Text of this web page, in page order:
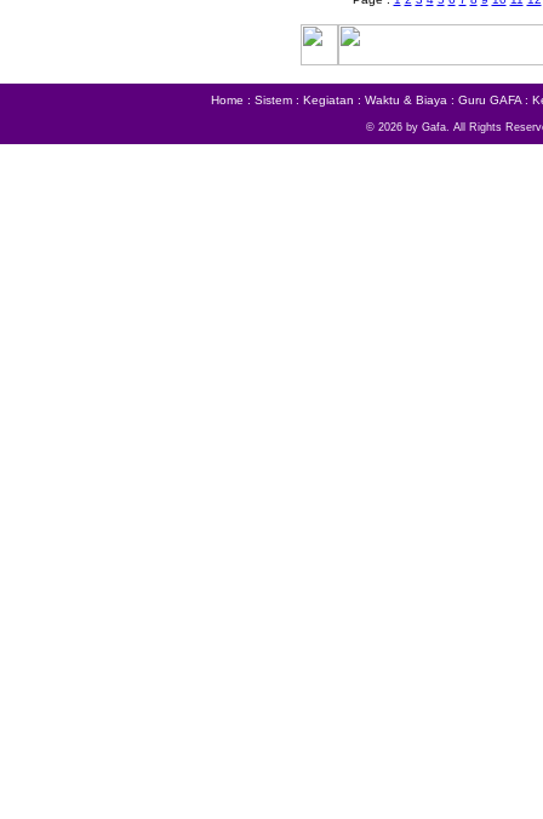
Home : Sistem : Kegiatan : Waktu & Biaya : Guru GAFA :
© 2026 by Gafa. All Rights